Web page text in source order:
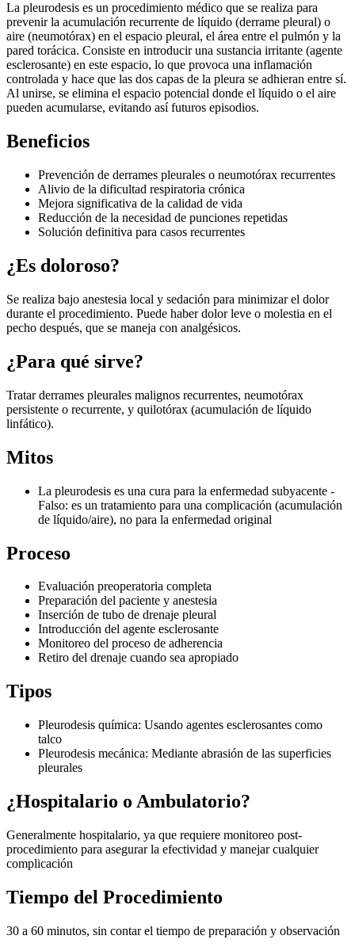
La pleurodesis es un procedimiento médico que se realiza para
prevenir la acumulación recurrente de líquido (derrame pleural) o
aire (neumotórax) en el espacio pleural, el área entre el pulmón y la
pared torácica. Consiste en introducir una sustancia irritante (agente
esclerosante) en este espacio, lo que provoca una inflamación
controlada y hace que las dos capas de la pleura se adhieran entre sí.
Al unirse, se elimina el espacio potencial donde el líquido o el aire
pueden acumularse, evitando así futuros episodios.
Beneficios
Prevención de derrames pleurales o neumotórax recurrentes
Alivio de la dificultad respiratoria crónica
Mejora significativa de la calidad de vida
Reducción de la necesidad de punciones repetidas
Solución definitiva para casos recurrentes
¿Es doloroso?
Se realiza bajo anestesia local y sedación para minimizar el dolor
durante el procedimiento. Puede haber dolor leve o molestia en el
pecho después, que se maneja con analgésicos.
¿Para qué sirve?
Tratar derrames pleurales malignos recurrentes, neumotórax
persistente o recurrente, y quilotórax (acumulación de líquido
linfático).
Mitos
La pleurodesis es una cura para la enfermedad subyacente -
Falso: es un tratamiento para una complicación (acumulación
de líquido/aire), no para la enfermedad original
Proceso
Evaluación preoperatoria completa
Preparación del paciente y anestesia
Inserción de tubo de drenaje pleural
Introducción del agente esclerosante
Monitoreo del proceso de adherencia
Retiro del drenaje cuando sea apropiado
Tipos
Pleurodesis química: Usando agentes esclerosantes como
talco
Pleurodesis mecánica: Mediante abrasión de las superficies
pleurales
¿Hospitalario o Ambulatorio?
Generalmente hospitalario, ya que requiere monitoreo post-
procedimiento para asegurar la efectividad y manejar cualquier
complicación
Tiempo del Procedimiento
30 a 60 minutos, sin contar el tiempo de preparación y observación